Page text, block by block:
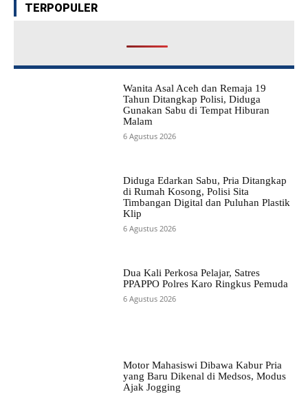
TERPOPULER
Wanita Asal Aceh dan Remaja 19
Tahun Ditangkap Polisi, Diduga
Gunakan Sabu di Tempat Hiburan
Malam
6 Agustus 2026
Diduga Edarkan Sabu, Pria Ditangkap
di Rumah Kosong, Polisi Sita
Timbangan Digital dan Puluhan Plastik
Klip
6 Agustus 2026
Dua Kali Perkosa Pelajar, Satres
PPAPPO Polres Karo Ringkus Pemuda
6 Agustus 2026
Motor Mahasiswi Dibawa Kabur Pria
yang Baru Dikenal di Medsos, Modus
Ajak Jogging